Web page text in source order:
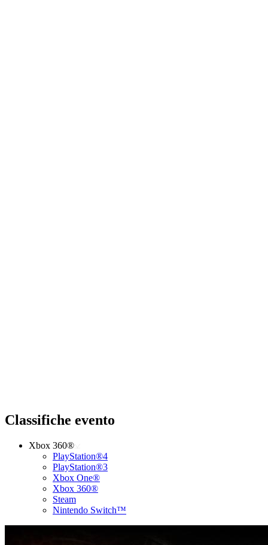
Classifiche evento
Xbox 360®
PlayStation®4
PlayStation®3
Xbox One®
Xbox 360®
Steam
Nintendo Switch™